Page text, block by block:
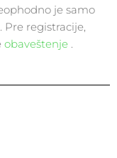
je samo
Pre registracije,
obaveštenje .